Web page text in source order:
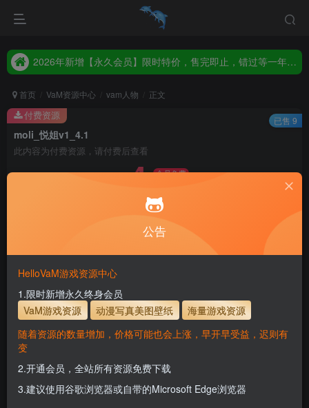
2026年新增【永久会员】限时特价，售完即止，错过等一年！！！
2026年新增【永久会员】限时特价，售完即止，错过等一年！！！
首页 VaM资源中心 vam人物 正文
moli_悦姐v1_4.1
此内容为付费资源，请付费后查看
4 会员免费
立即购买
主流网盘——高速下载
支付页面打不开或支付后不跳转请联系QQ：3317425885
解压密码 www.hellovam.com
开通会员【免费下载】全站资源！
1.为了资源不失效！请不要在线解压！
付费资源 已售 9
公告
HelloVaM游戏资源中心
1.限时新增永久终身会员
VaM游戏资源
动漫写真美图壁纸
海量游戏资源
随着资源的数量增加，价格可能也会上涨，早开早受益，迟则有
变
2.开通会员，全站所有资源免费下载
3.建议使用谷歌浏览器或自带的Microsoft Edge浏览器